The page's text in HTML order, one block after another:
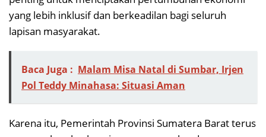
yang lebih inklusif dan berkeadilan bagi seluruh
lapisan masyarakat.
Baca Juga : Malam Misa Natal di Sumbar, Irjen
Pol Teddy Minahasa: Situasi Aman
Karena itu, Pemerintah Provinsi Sumatera Barat terus